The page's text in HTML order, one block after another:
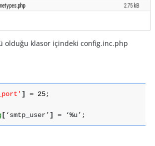
olduğu klasor içindeki config.inc.php
] = 25;
[ ‘smtp_user’] = ‘%u’;